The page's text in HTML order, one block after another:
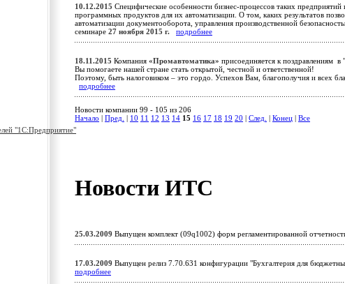
"1С:Предприятие"
10.12.2015 Специфические особенности бизнес-процессов таких
программных продуктов для их автоматизации. О том, каких результатов
автоматизации документооборота, управления производственной
семинаре 27 ноября 2015 г. подробнее
18.11.2015 Компания «Промавтоматика» присоединяется к поздравлениям
Вы помогаете нашей стране стать открытой, честной и ответственной!
Поэтому, быть налоговиком – это гордо. Успехов Вам, благополучия и всех
подробнее
Новости компании 99 - 105 из 206
Начало
Пред. 10 11 12 13 14 15 16 17 18 19 20 След. Конец Все
Новости ИТС
25.03.2009 Выпущен комплект (09q1002) форм регламентированной
17.03.2009 Выпущен релиз 7.70.631 конфигурации "Бухгалтерия для
подробнее